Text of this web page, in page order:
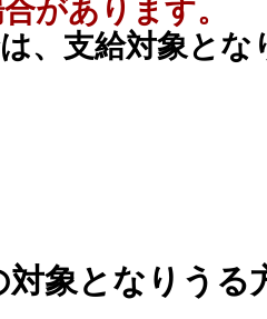
があります。
、支給対象と
対象となりうる